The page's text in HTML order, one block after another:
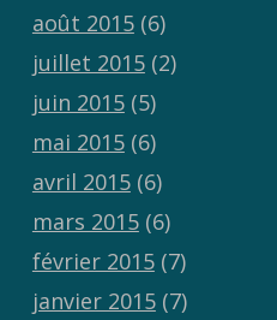
août 2015(6)
juillet 2015(2)
juin 2015(5)
mai 2015(6)
avril 2015(6)
mars 2015(6)
février 2015(7)
janvier 2015(7)